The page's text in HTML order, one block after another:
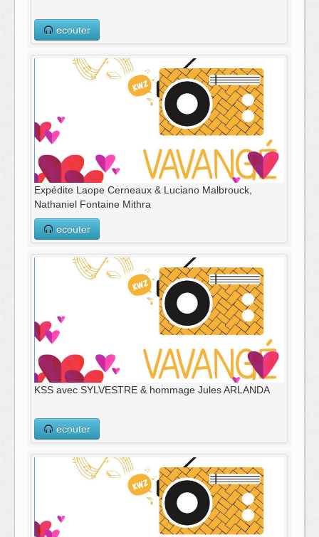
ecouter
Expédite Laope Cerneaux & Luciano Malbrouck,
Nathaniel Fontaine Mithra
ecouter
KSS avec SYLVESTRE & hommage Jules ARLANDA
ecouter